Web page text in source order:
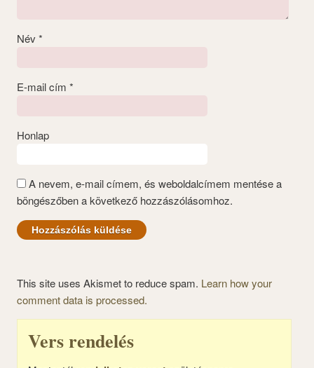
Név *
E-mail cím *
Honlap
A nevem, e-mail címem, és weboldalcímem mentése a
böngészőben a következő hozzászólásomhoz.
This site uses Akismet to reduce spam. Learn how your
comment data is processed.
Vers rendelés